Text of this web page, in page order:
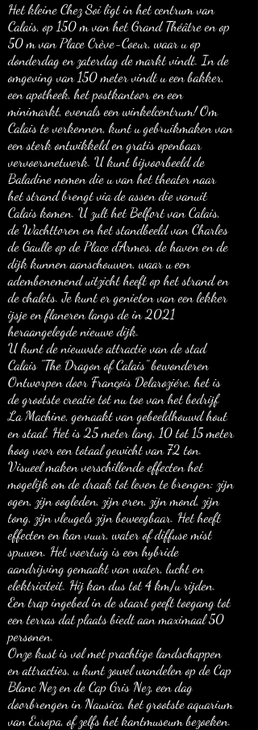
Het kleine Chez Soi ligt in het centrum van
Calais, op 150 m van het Grand Théâtre en op
50 m van Place Crève-Coeur, waar u op
donderdag en zaterdag de markt vindt. In de
omgeving van 150 meter vindt u een bakker,
een apotheek, het postkantoor en een
minimarkt, evenals een winkelcentrum! Om
Calais te verkennen, kunt u gebruikmaken van
een sterk ontwikkeld en gratis openbaar
vervoersnetwerk. U kunt bijvoorbeeld de
Baladine nemen die u van het theater naar
het strand brengt via de assen die vanuit
Calais komen. U zult het Belfort van Calais,
de Wachttoren en het standbeeld van Charles
de Gaulle op de Place d'Armes, de haven en de
dijk kunnen aanschouwen, waar u een
adembenemend uitzicht heeft op het strand en
de chalets. Je kunt er genieten van een lekker
ijsje en flaneren langs de in 2021
heraangelegde nieuwe dijk.
U kunt de nieuwste attractie van de stad
Calais "The Dragon of Calais" bewonderen
Ontworpen door François Delaroziére, het is
de grootste creatie tot nu toe van het bedrijf
La Machine, gemaakt van gebeeldhouwd hout
en staal. Het is 25 meter lang, 10 tot 15 meter
hoog voor een totaal gewicht van 72 ton.
Visueel maken verschillende effecten het
mogelijk om de draak tot leven te brengen: zijn
ogen, zijn oogleden, zijn oren, zijn mond, zijn
tong, zijn vleugels zijn beweegbaar. Het heeft
effecten en kan vuur, water of diffuse mist
spuwen. Het voertuig is een hybride
aandrijving gemaakt van water, lucht en
elektriciteit. Hij kan dus tot 4 km/u rijden.
Een trap ingebed in de staart geeft toegang tot
een terras dat plaats biedt aan maximaal 50
personen.
Onze kust is vol met prachtige landschappen
en attracties, u kunt zowel wandelen op de Cap
Blanc Nez en de Cap Gris Nez, een dag
doorbrengen in Nausica, het grootste aquarium
van Europa, of zelfs het kantmuseum bezoeken.